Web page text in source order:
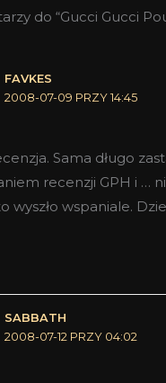
do “Gucci Gucci
FAVKES
2008-07-09 PRZY 14:45
Sama długo
recenzji GPH i …
wyszło wspaniale.
SABBATH
2008-07-12 PRZY 04:02